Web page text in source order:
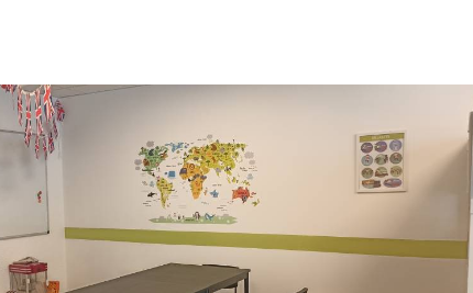
première
V.O
à tous les âges et tous les niveaux.
plus de 10 ans les enfants, adolescents et adultes.
enseignons de manière ludique et vivante avec une